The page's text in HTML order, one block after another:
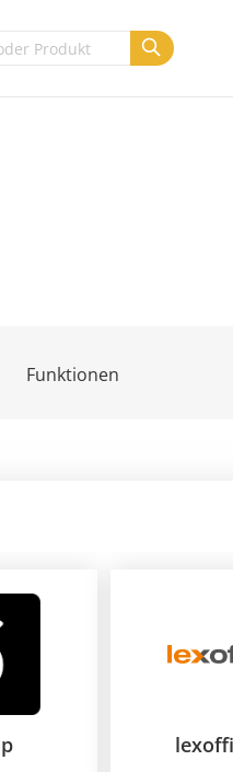
Funktionen